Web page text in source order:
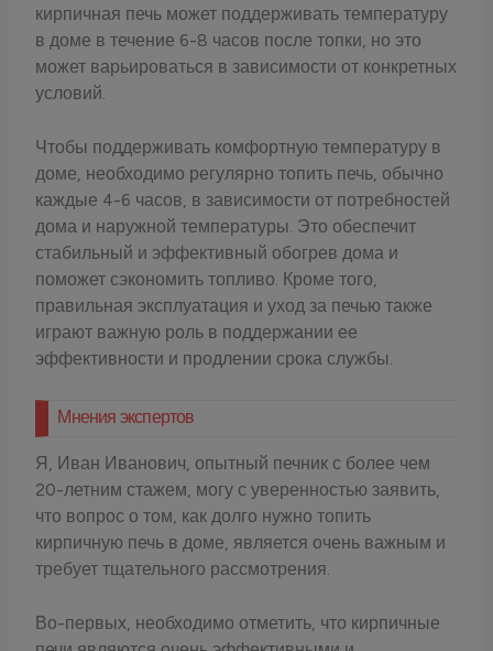
кирпичная печь может поддерживать температуру
в доме в течение 6-8 часов после топки, но это
может варьироваться в зависимости от конкретных
условий.
Чтобы поддерживать комфортную температуру в
доме, необходимо регулярно топить печь, обычно
каждые 4-6 часов, в зависимости от потребностей
дома и наружной температуры. Это обеспечит
стабильный и эффективный обогрев дома и
поможет сэкономить топливо. Кроме того,
правильная эксплуатация и уход за печью также
играют важную роль в поддержании ее
эффективности и продлении срока службы.
Мнения экспертов
Я, Иван Иванович, опытный печник с более чем
20-летним стажем, могу с уверенностью заявить,
что вопрос о том, как долго нужно топить
кирпичную печь в доме, является очень важным и
требует тщательного рассмотрения.
Во-первых, необходимо отметить, что кирпичные